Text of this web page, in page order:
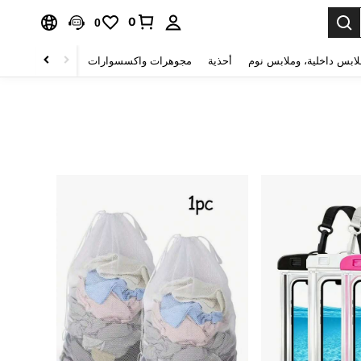
0
0
داخلية، وملابس نوم أحذية مجوهرات واكسسوارات الصحة & الجمال